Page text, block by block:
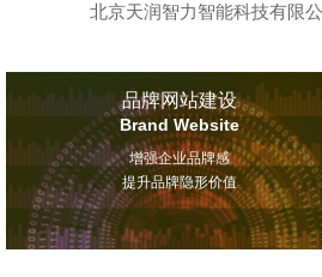
北京天润智力智能科技有限
品牌网站建设
Brand Website
增强企业品牌感
提升品牌隐形价值